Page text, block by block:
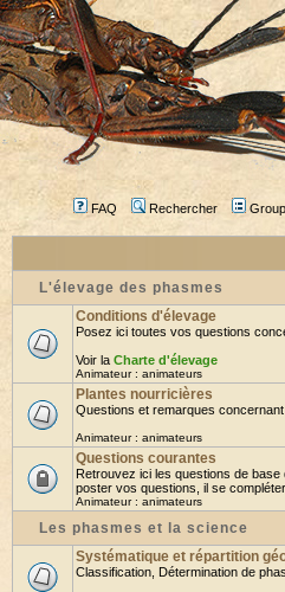
FAQ Rechercher
L'élevage des phasmes
Conditions d'élevage
Posez ici toutes vos questions
Voir la Charte d'élevage
Animateur : animateurs
Plantes nourricières
Questions et remarques concernant
Animateur : animateurs
Questions courantes
Retrouvez ici les questions de
poster vos questions, il se
Animateur : animateurs
Les phasmes et la science
Systématique et répartition
Classification, Détermination de